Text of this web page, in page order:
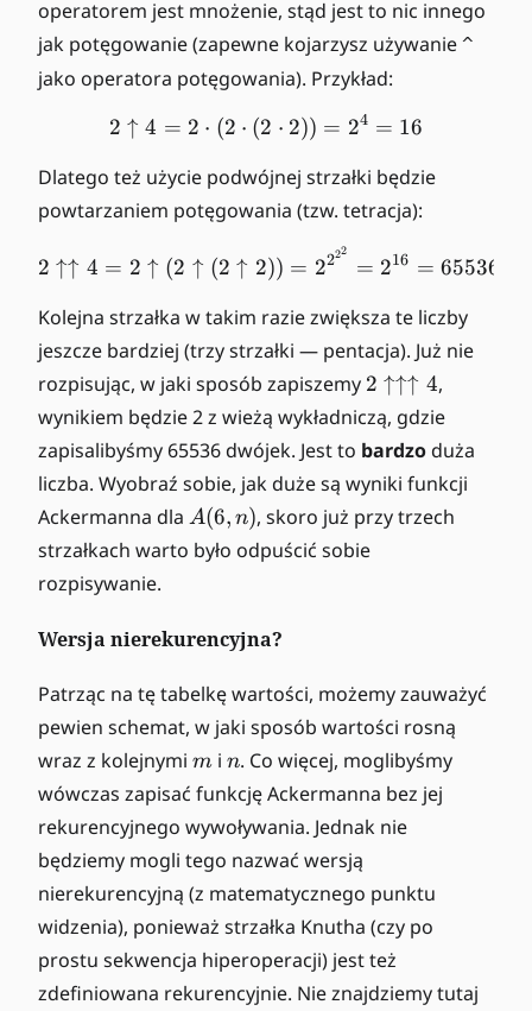
-
3
-
3
3
3
3
rr
o
w
u
a
rr
w
-
3
o
w
\
p
rr
o
4
3
o
w
\
p
rr
o
5
3
o
w
\
p
rr
o
w
6
3
o
w
p
rr
o
7
3
u
p
rr
\
u
p
rr
o
w
\
u
p
a
o
w
3
-
u
p
rr
\
p
a
rr
o
\
u
p
a
rr
o
w
4
u
p
rr
o
w
\
p
rr
o
\
u
p
a
rr
o
w
5
u
p
rr
\
p
a
rr
o
\
u
p
a
o
w
6
u
p
o
w
\
u
p
rr
o
\
u
p
a
rr
o
w
p
a
rr
o
w
operatorem jest mnożenie, stąd jest to nic innego
jak potęgowanie (zapewne kojarzysz używanie ^
jako operatora potęgowania). Przykład:
2 \uparrow 4 = 2 \cdot
2 ↑ 4 = 2 ⋅ (2 ⋅ (2 ⋅ 2)) = 24 = 16
Dlatego też użycie podwójnej strzałki będzie
powtarzaniem potęgowania (tzw. tetracja):
2 \uparrow \uparrow 4
2 ↑↑ 4 = 2 ↑ (2 ↑ (2 ↑ 2)) = 2222
= 216 = 65536
Kolejna strzałka w takim razie zwiększa te liczby
jeszcze bardziej (trzy strzałki — pentacja). Już nie
rozpisując, w jaki sposób zapiszemy 2
\
p
a
rr
o
rr
o
w
\
u
rr
o
w
4
2 ↑↑↑ 4,
wynikiem będzie 2 z wieżą wykładniczą, gdzie
zapisalibyśmy 65536 dwójek. Jest to bardzoduża
liczba. Wyobraź sobie, jak duże są wyniki funkcji
Ackermanna dla A
(
)
A(6, n), skoro już przy trzech
strzałkach warto było odpuścić sobie
rozpisywanie.
Wersja nierekurencyjna?
Patrząc na tę tabelkę wartości, możemy zauważyć
pewien schemat, w jaki sposób wartości rosną
wraz z kolejnymi m
m i n
n. Co więcej, moglibyśmy
wówczas zapisać funkcję Ackermanna bez jej
rekurencyjnego wywoływania. Jednak nie
będziemy mogli tego nazwać wersją
nierekurencyjną (z matematycznego punktu
widzenia), ponieważ strzałka Knutha (czy po
prostu sekwencja hiperoperacji) jest też
zdefiniowana rekurencyjnie. Nie znajdziemy tutaj